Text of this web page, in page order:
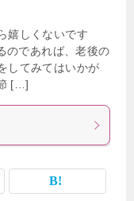
嬉しくないです
であれば、老後の
してみてはいかが
[…]